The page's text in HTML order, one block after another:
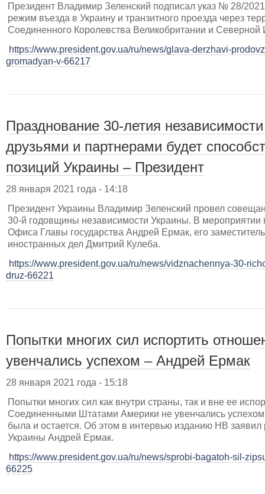
Президент Владимир Зеленский подписал указ № 28/
режим въезда в Украину и транзитного проезда через
Соединенного Королевства Великобритании и
https://www.president.gov.ua/ru/news/glava-derzhavi-
gromadyan-v-66217
Празднование 30-летия
друзьями и партнерами будет
позиций Украины – Президент
28 января 2021 года - 14:18
Президент Украины Владимир Зеленский провел
30-й годовщины независимости Украины. В мероприятии
Офиса Главы государства Андрей Ермак, его
иностранных дел Дмитрий Кулеба.
https://www.president.gov.ua/ru/news/vidznachennya-30-
druz-66221
Попытки многих сил испортить
увенчались успехом – Андрей Ермак
28 января 2021 года - 15:18
Попытки многих сил как внутри страны, так и вне ее
Соединенными Штатами Америки не увенчались
была и остается. Об этом в интервью изданию НВ
Украины Андрей Ермак.
https://www.president.gov.ua/ru/news/sprobi-bagatoh-sil-
66225